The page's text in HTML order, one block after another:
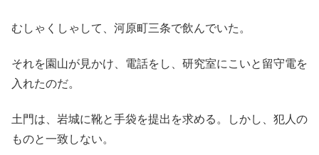
むしゃくしゃして、河原町三条で飲んでいた。
それを園山が見かけ、電話をし、研究室にこいと留守電を
入れたのだ。
土門は、岩城に靴と手袋を提出を求める。しかし、犯人の
ものと一致しない。